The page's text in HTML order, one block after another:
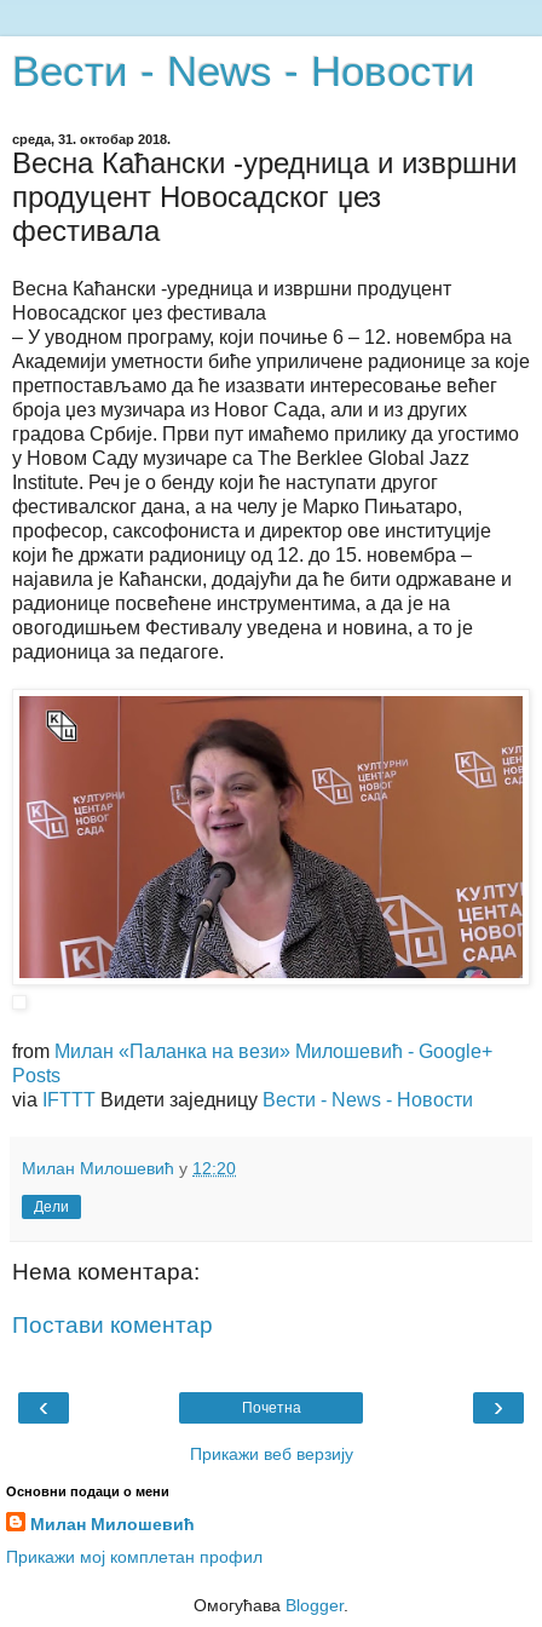
Вести - News - Новости
среда, 31. октобар 2018.
Весна Каћански -уредница и извршни
продуцент Новосадског џез
фестивала
Весна Каћански -уредница и извршни продуцент
Новосадског џез фестивала
– У уводном програму, који почиње 6 – 12. новембра на
Академији уметности биће уприличене радионице за које
претпостављамо да ће изазвати интересовање већег
броја џез музичара из Новог Сада, али и из других
градова Србије. Први пут имаћемо прилику да угостимо
у Новом Саду музичаре са The Berklee Global Jazz
Institute. Реч је о бенду који ће наступати другог
фестивалског дана, а на челу је Марко Пињатаро,
професор, саксофониста и директор ове институције
који ће држати радионицу од 12. до 15. новембра –
најавила је Каћански, додајући да ће бити одржаване и
радионице посвећене инструментима, а да је на
овогодишњем Фестивалу уведена и новина, а то је
радионица за педагоге.
from Милан «Паланка на вези» Милошевић - Google+
Posts
via
IFTTT Видети заједницу Вести - News - Новости
Милан Милошевић у 12:20
Дели
Нема коментара:
Постави коментар
‹ ›
Почетна
Прикажи веб верзију
Основни подаци о мени
Милан Милошевић
Прикажи мој комплетан профил
Омогућава Blogger.